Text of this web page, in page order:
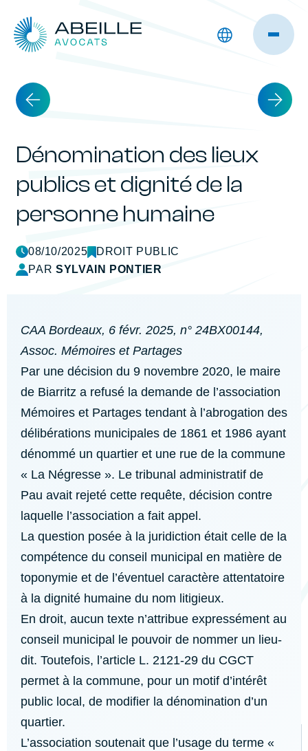
Dénomination des lieux
publics et dignité de la
personne humaine
08/10/2025
DROIT PUBLIC
PARSYLVAIN PONTIER
CAA Bordeaux, 6 févr. 2025, n° 24BX00144,
Assoc. Mémoires et Partages
Par une décision du 9 novembre 2020, le maire
de Biarritz a refusé la demande de l’association
Mémoires et Partages tendant à l’abrogation des
délibérations municipales de 1861 et 1986 ayant
dénommé un quartier et une rue de la commune
« La Négresse ». Le tribunal administratif de
Pau avait rejeté cette requête, décision contre
laquelle l’association a fait appel.
La question posée à la juridiction était celle de la
compétence du conseil municipal en matière de
toponymie et de l’éventuel caractère attentatoire
à la dignité humaine du nom litigieux.
En droit, aucun texte n’attribue expressément au
conseil municipal le pouvoir de nommer un lieu-
dit. Toutefois, l’article L. 2121-29 du CGCT
permet à la commune, pour un motif d’intérêt
public local, de modifier la dénomination d’un
quartier.
L’association soutenait que l’usage du terme «